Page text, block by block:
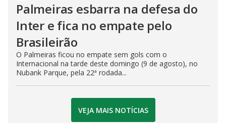
Palmeiras esbarra na defesa do
Inter e fica no empate pelo
Brasileirão
O Palmeiras ficou no empate sem gols com o
Internacional na tarde deste domingo (9 de agosto), no
Nubank Parque, pela 22ª rodada...
VEJA MAIS NOTÍCIAS